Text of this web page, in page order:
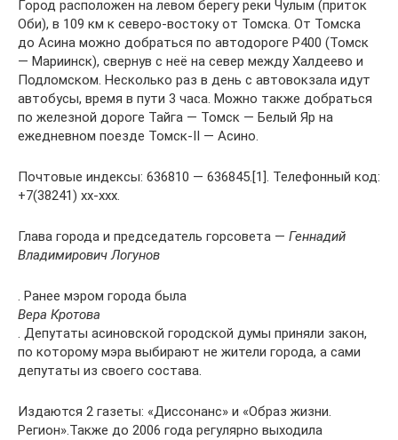
Город расположен на левом берегу реки Чулым (приток
Оби), в 109 км к северо-востоку от Томска. От Томска
до Асина можно добраться по автодороге Р400 (Томск
— Мариинск), свернув с неё на север между Халдеево и
Подломском. Несколько раз в день с автовокзала идут
автобусы, время в пути 3 часа. Можно также добраться
по железной дороге Тайга — Томск — Белый Яр на
ежедневном поезде Томск-II — Асино.
Почтовые индексы: 636810 — 636845.[1]. Телефонный код:
+7(38241) хх-ххх.
Глава города и председатель горсовета — Геннадий
Владимирович Логунов
. Ранее мэром города была
Вера Кротова
. Депутаты асиновской городской думы приняли закон,
по которому мэра выбирают не жители города, а сами
депутаты из своего состава.
Издаются 2 газеты: «Диссонанс» и «Образ жизни.
Регион».Также до 2006 года регулярно выходила